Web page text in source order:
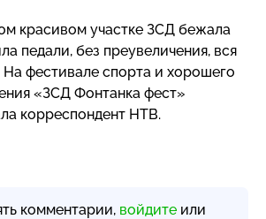
красивом участке ЗСД бежала
педали, без преувеличения, вся
На фестивале спорта и хорошего
«ЗСД Фонтанка фест»
корреспондент НТВ.
комментарии, войдите или